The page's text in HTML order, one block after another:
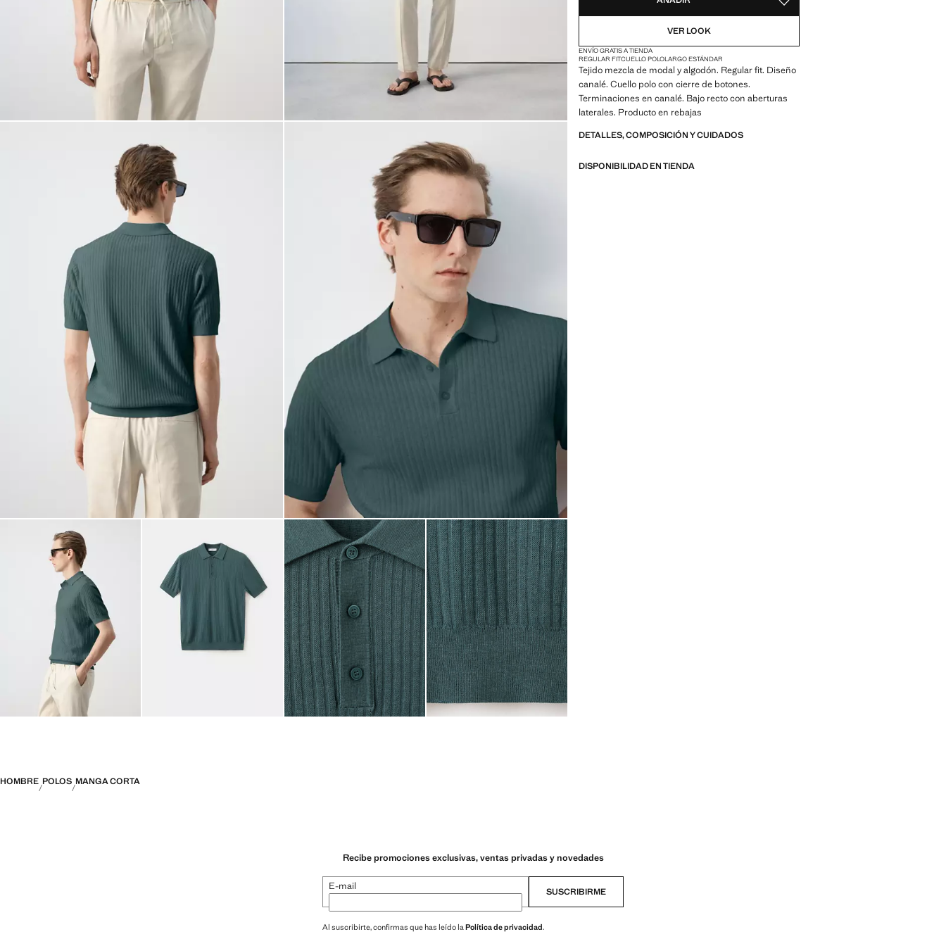
GUARDAR COMO FAVORITO
VER LOOK
ENVÍO GRATIS A TIENDA
REGULAR FITCUELLO POLOLARGO ESTÁNDAR
Tejido mezcla de modal y algodón. Regular fit. Diseño
canalé. Cuello polo con cierre de botones.
Terminaciones en canalé. Bajo recto con aberturas
laterales. Producto en rebajas
DETALLES, COMPOSICIÓN Y CUIDADOS
DISPONIBILIDAD EN TIENDA
HOMBRE POLOS MANGA CORTA
Recibe promociones exclusivas, ventas privadas y novedades
E-mail SUSCRIBIRME
Al suscribirte, confirmas que has leído laPolítica de privacidad.